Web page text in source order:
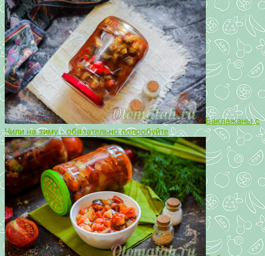
Баклажаны с
Чили на зиму - обязательно попробуйте